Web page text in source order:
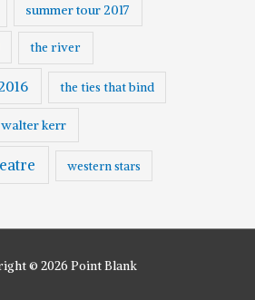
summer tour 2017
the river
the ties that bind
walter kerr
western stars
© 2026 Point Blank